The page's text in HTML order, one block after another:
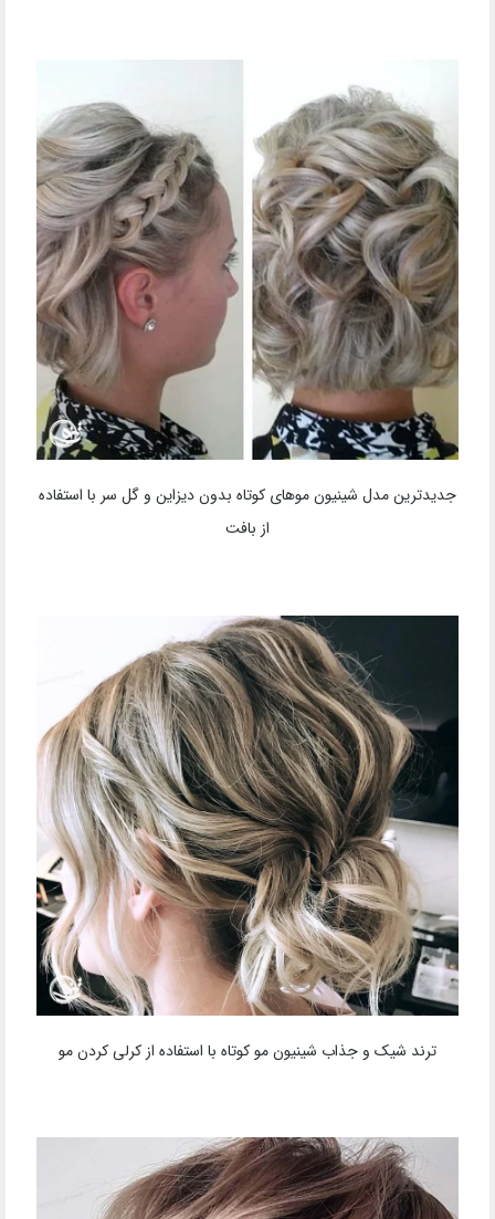
جدیدترین مدل شینیون موهای کوتاه بدون دیزاین و گل سر با استفاده
از بافت
ترند شیک و جذاب شینیون مو کوتاه با استفاده از کرلی کردن مو